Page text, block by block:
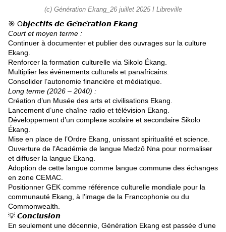
(c) Génération Ekang_26 juillet 2025 I Libreville
🎯 O𝙗𝙟𝙚𝙘𝙩𝙞𝙛𝙨 𝙙𝙚 𝙂𝙚́𝙣𝙚́𝙧𝙖𝙩𝙞𝙤𝙣 𝙀𝙠𝙖𝙣𝙜
Court et moyen terme :
Continuer à documenter et publier des ouvrages sur la culture
Ekang.
Renforcer la formation culturelle via Sikolo Ékang.
Multiplier les événements culturels et panafricains.
Consolider l’autonomie financière et médiatique.
Long terme (2026 – 2040) :
Création d’un Musée des arts et civilisations Ekang.
Lancement d’une chaîne radio et télévision Ekang.
Développement d’un complexe scolaire et secondaire Sikolo
Ékang.
Mise en place de l’Ordre Ekang, unissant spiritualité et science.
Ouverture de l’Académie de langue Medzô Nna pour normaliser
et diffuser la langue Ekang.
Adoption de cette langue comme langue commune des échanges
en zone CEMAC.
Positionner GEK comme référence culturelle mondiale pour la
communauté Ekang, à l’image de la Francophonie ou du
Commonwealth.
💡 𝘾𝙤𝙣𝙘𝙡𝙪𝙨𝙞𝙤𝙣
En seulement une décennie, Génération Ekang est passée d’une